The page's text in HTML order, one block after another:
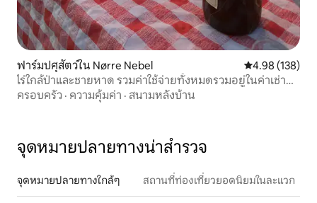
ฟาร์มปศุสัตว์ใน Nørre Nebel คะแนนเฉลี่ย
4.98 (138)
ไร่ใกล้ป่าและชายหาด รวมค่าใช้จ่ายทั้งหมดรวมอยู่ในค่าเช่า
แล้ว
ครอบครัว · ความคุ้มค่า · สนามหลังบ้าน
จุดหมายปลายทางน่าสำรวจ
จุดหมายปลายทางใกล้ๆ สถานที่ท่องเที่ยวยอดนิยมในละแวก